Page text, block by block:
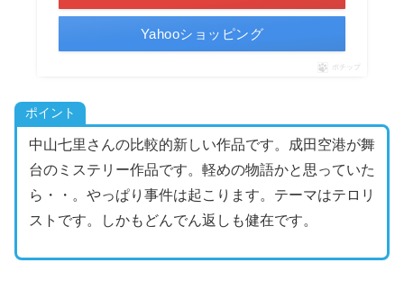
Yahooショッピング
ポチップ
ポイント
中山七里さんの比較的新しい作品です。成田空港が舞
台のミステリー作品です。軽めの物語かと思っていた
ら・・。やっぱり事件は起こります。テーマはテロリ
ストです。しかもどんでん返しも健在です。